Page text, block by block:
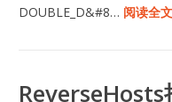
DOUBLE_D&#8… 阅读全